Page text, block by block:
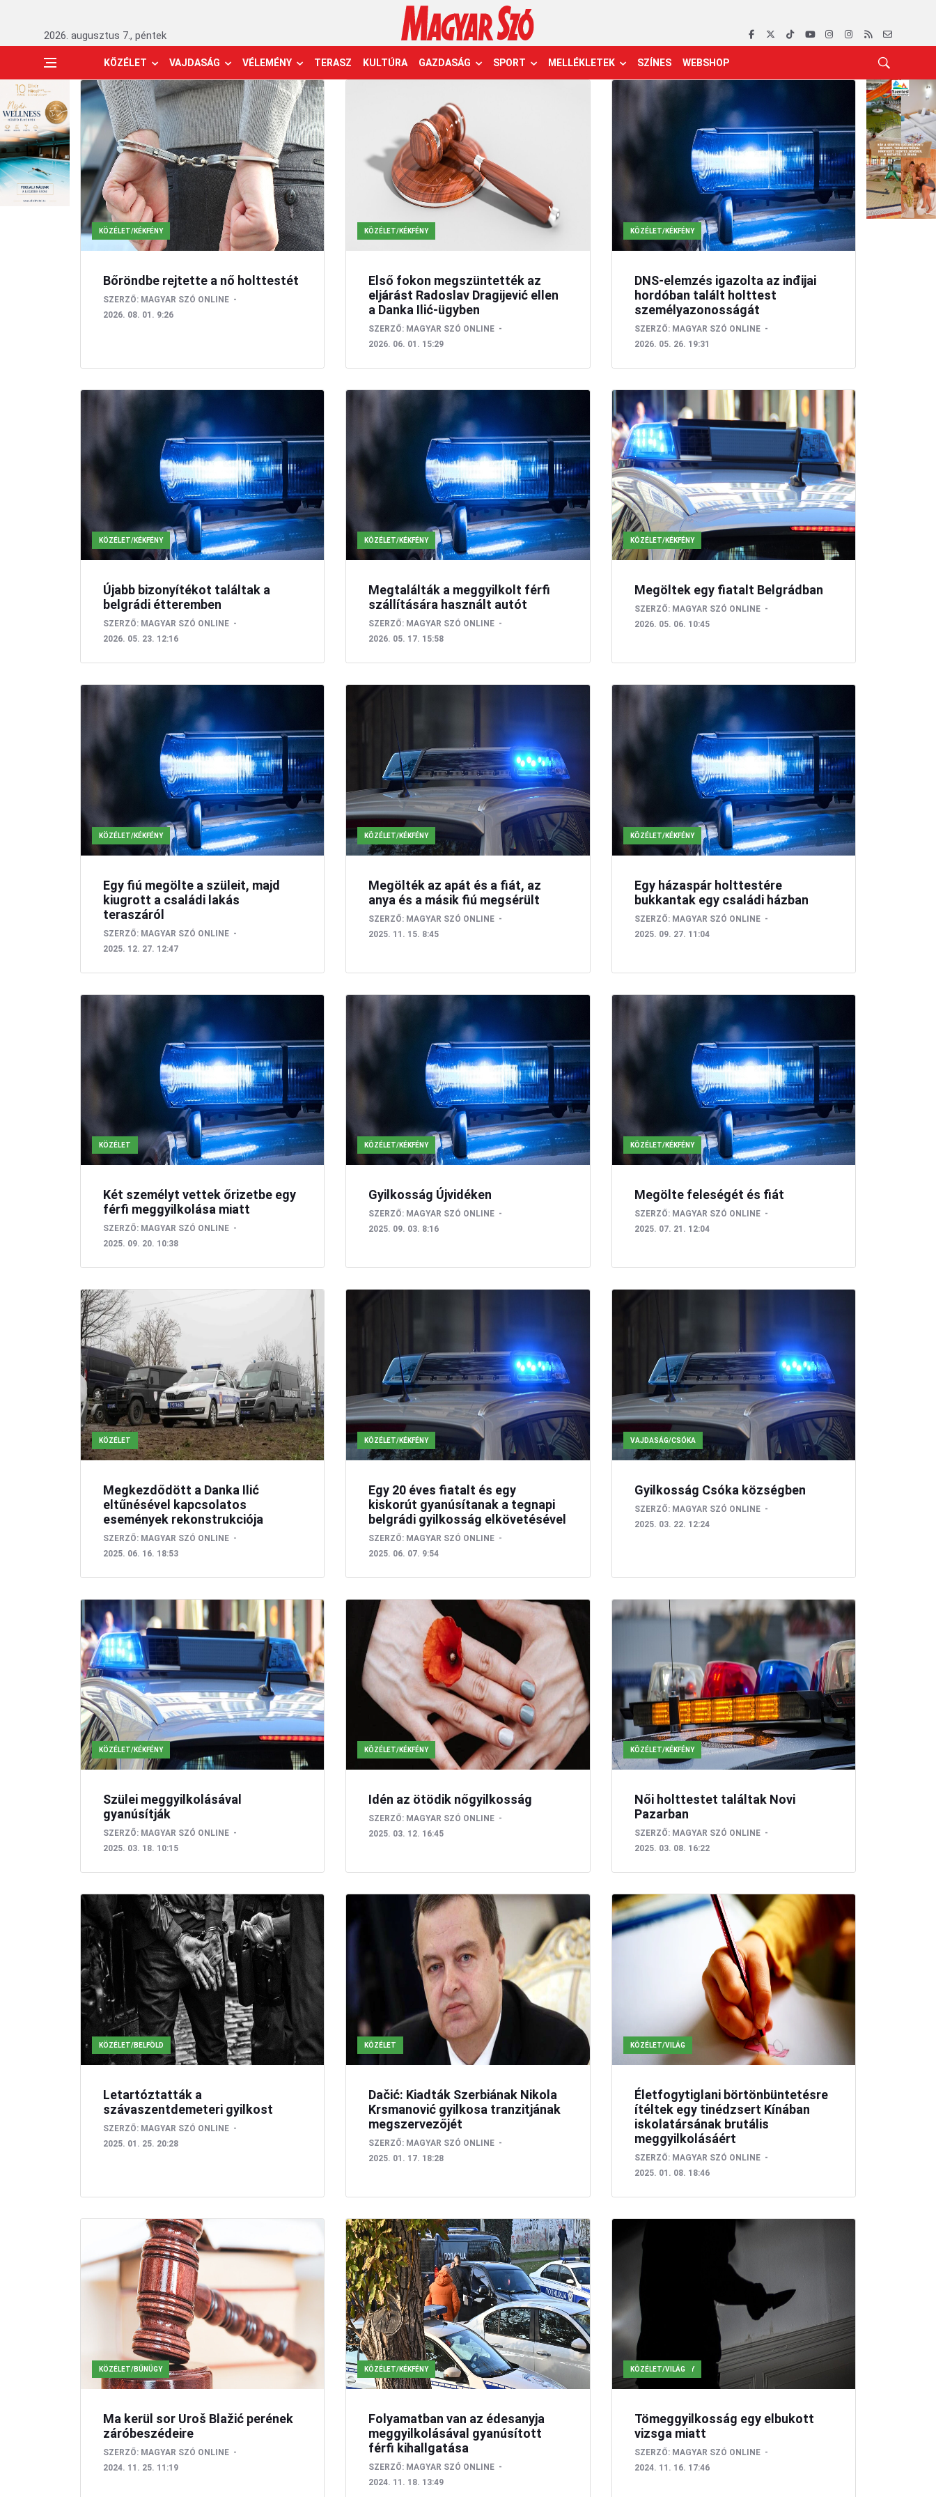
2026. augusztus 7., péntek
KÖZÉLET VAJDASÁG VÉLEMÉNY TERASZ KULTÚRA GAZDASÁG SPORT MELLÉKLETEK SZÍNES WEBSHOP
KÖZÉLET/KÉKFÉNY
Bőröndbe rejtette a nő holttestét
SZERZŐ: MAGYAR SZÓ ONLINE
2026. 08. 01. 9:26
KÖZÉLET/KÉKFÉNY
Első fokon megszüntették az
eljárást Radoslav Dragijević ellen
a Danka Ilić-ügyben
SZERZŐ: MAGYAR SZÓ ONLINE
2026. 06. 01. 15:29
KÖZÉLET/KÉKFÉNY
DNS-elemzés igazolta az inđijai
hordóban talált holttest
személyazonosságát
SZERZŐ: MAGYAR SZÓ ONLINE
2026. 05. 26. 19:31
KÖZÉLET/KÉKFÉNY
Újabb bizonyítékot találtak a
belgrádi étteremben
SZERZŐ: MAGYAR SZÓ ONLINE
2026. 05. 23. 12:16
KÖZÉLET/KÉKFÉNY
Megtalálták a meggyilkolt férfi
szállítására használt autót
SZERZŐ: MAGYAR SZÓ ONLINE
2026. 05. 17. 15:58
KÖZÉLET/KÉKFÉNY
Megöltek egy fiatalt Belgrádban
SZERZŐ: MAGYAR SZÓ ONLINE
2026. 05. 06. 10:45
KÖZÉLET/KÉKFÉNY
Egy fiú megölte a szüleit, majd
kiugrott a családi lakás
teraszáról
SZERZŐ: MAGYAR SZÓ ONLINE
2025. 12. 27. 12:47
KÖZÉLET/KÉKFÉNY
Megölték az apát és a fiát, az
anya és a másik fiú megsérült
SZERZŐ: MAGYAR SZÓ ONLINE
2025. 11. 15. 8:45
KÖZÉLET/KÉKFÉNY
Egy házaspár holttestére
bukkantak egy családi házban
SZERZŐ: MAGYAR SZÓ ONLINE
2025. 09. 27. 11:04
KÖZÉLET
Két személyt vettek őrizetbe egy
férfi meggyilkolása miatt
SZERZŐ: MAGYAR SZÓ ONLINE
2025. 09. 20. 10:38
KÖZÉLET/KÉKFÉNY
Gyilkosság Újvidéken
SZERZŐ: MAGYAR SZÓ ONLINE
2025. 09. 03. 8:16
KÖZÉLET/KÉKFÉNY
Megölte feleségét és fiát
SZERZŐ: MAGYAR SZÓ ONLINE
2025. 07. 21. 12:04
KÖZÉLET
Megkezdődött a Danka Ilić
eltűnésével kapcsolatos
események rekonstrukciója
SZERZŐ: MAGYAR SZÓ ONLINE
2025. 06. 16. 18:53
KÖZÉLET/KÉKFÉNY
Egy 20 éves fiatalt és egy
kiskorút gyanúsítanak a tegnapi
belgrádi gyilkosság elkövetésével
SZERZŐ: MAGYAR SZÓ ONLINE
2025. 06. 07. 9:54
VAJDASÁG/CSÓKA
Gyilkosság Csóka községben
SZERZŐ: MAGYAR SZÓ ONLINE
2025. 03. 22. 12:24
KÖZÉLET/KÉKFÉNY
Szülei meggyilkolásával
gyanúsítják
SZERZŐ: MAGYAR SZÓ ONLINE
2025. 03. 18. 10:15
KÖZÉLET/KÉKFÉNY
Idén az ötödik nőgyilkosság
SZERZŐ: MAGYAR SZÓ ONLINE
2025. 03. 12. 16:45
KÖZÉLET/KÉKFÉNY
Női holttestet találtak Novi
Pazarban
SZERZŐ: MAGYAR SZÓ ONLINE
2025. 03. 08. 16:22
KÖZÉLET/BELFÖLD
Letartóztatták a
szávaszentdemeteri gyilkost
SZERZŐ: MAGYAR SZÓ ONLINE
2025. 01. 25. 20:28
KÖZÉLET
Dačić: Kiadták Szerbiának Nikola
Krsmanović gyilkosa tranzitjának
megszervezőjét
SZERZŐ: MAGYAR SZÓ ONLINE
2025. 01. 17. 18:28
KÖZÉLET/VILÁG
Életfogytiglani börtönbüntetésre
ítéltek egy tinédzsert Kínában
iskolatársának brutális
meggyilkolásáért
SZERZŐ: MAGYAR SZÓ ONLINE
2025. 01. 08. 18:46
KÖZÉLET/BŰNÜGY
Ma kerül sor Uroš Blažić perének
záróbeszédeire
SZERZŐ: MAGYAR SZÓ ONLINE
2024. 11. 25. 11:19
KÖZÉLET/KÉKFÉNY
Folyamatban van az édesanyja
meggyilkolásával gyanúsított
férfi kihallgatása
SZERZŐ: MAGYAR SZÓ ONLINE
2024. 11. 18. 13:49
KÖZÉLET/KÉKFÉNY
KÖZÉLET/VILÁG
Tömeggyilkosság egy elbukott
vizsga miatt
SZERZŐ: MAGYAR SZÓ ONLINE
2024. 11. 16. 17:46